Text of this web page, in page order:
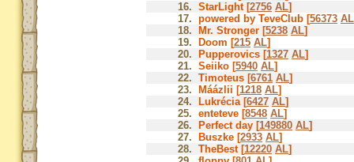
16. StarLight [2756 AL]
17. powered by TeveClub [56373 AL
18.
Mr. Stronger [5238 AL]
19.
Doom [215 AL]
20.
Pupperovics [1327 AL]
21. Seiiko [5940 AL]
22. Timoteus [6761 AL]
23.
Máázlii [1218 AL]
24.
Lukrécia [6427 AL]
25. enteteve [8548 AL]
26.
Perfect day [149880 AL]
27.
Buszke [2933 AL]
28. TheBest [12220 AL]